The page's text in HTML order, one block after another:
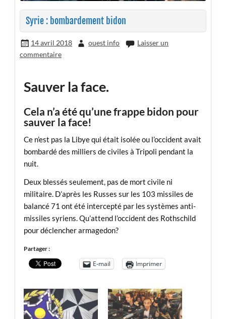
Syrie : bombardement bidon
14 avril 2018 ouest info
Laisser un
commentaire
Sauver la face.
Cela n’a été qu’une frappe bidon pour
sauver la face!
Ce n’est pas la Libye qui était isolée ou l’occident avait
bombardé des milliers de civiles à Tripoli pendant la
nuit.
Deux blessés seulement, pas de mort civile ni
militaire. D’après les Russes sur les 103 missiles de
balancé 71 ont été intercepté par les systèmes anti-
missiles syriens. Qu’attend l’occident des Rothschild
pour déclencher armagedon?
Partager :
E-mail Imprimer